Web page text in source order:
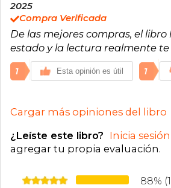
2025
Compra Verificada
De las mejores compras, el
estado y la lectura realmente
1 Esta opinión es útil 1
Cargar más opiniones del libro
¿Leíste este libro? Inicia sesión
agregar tu propia evaluación.
88%